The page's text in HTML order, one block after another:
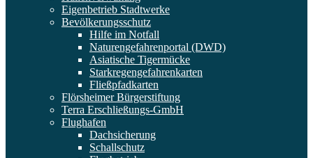
Eigenbetrieb Stadtwerke
Bevölkerungsschutz
Hilfe im Notfall
Naturengefahrenportal (DWD)
Asiatische Tigermücke
Starkregengefahrenkarten
Fließpfadkarten
Flörsheimer Bürgerstiftung
Terra Erschließungs-GmbH
Flughafen
Dachsicherung
Schallschutz